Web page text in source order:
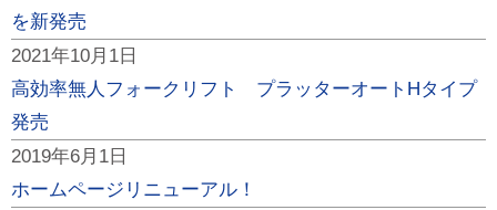
を新発売
2021年10月1日
高効率無人フォークリフト プラッターオートHタイプ
発売
2019年6月1日
ホームページリニューアル！